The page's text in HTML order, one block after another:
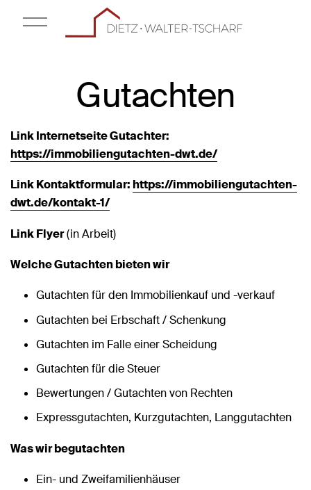
Gutachten
Link Internetseite Gutachter:
https://immobiliengutachten-dwt.de/
Link Kontaktformular: https://immobiliengutachten-
dwt.de/kontakt-1/
Link Flyer(in Arbeit)
Welche Gutachten bieten wir
Gutachten für den Immobilienkauf und -verkauf
Gutachten bei Erbschaft / Schenkung
Gutachten im Falle einer Scheidung
Gutachten für die Steuer
Bewertungen / Gutachten von Rechten
Expressgutachten, Kurzgutachten, Langgutachten
Was wir begutachten
Ein- und Zweifamilienhäuser